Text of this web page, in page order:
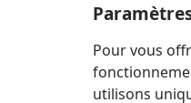
Pour vous
utilisons